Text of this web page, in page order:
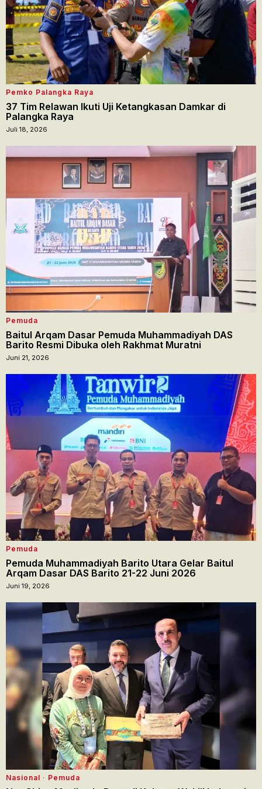
Pemko Palangka Raya
37 Tim Relawan Ikuti Uji Ketangkasan Damkar di
Palangka Raya
Juli 18, 2026
Pemuda
Baitul Arqam Dasar Pemuda Muhammadiyah DAS
Barito Resmi Dibuka oleh Rakhmat Muratni
Juni 21, 2026
Pemuda
Pemuda Muhammadiyah Barito Utara Gelar Baitul
Arqam Dasar DAS Barito 21-22 Juni 2026
Juni 19, 2026
Nasional · Pemuda